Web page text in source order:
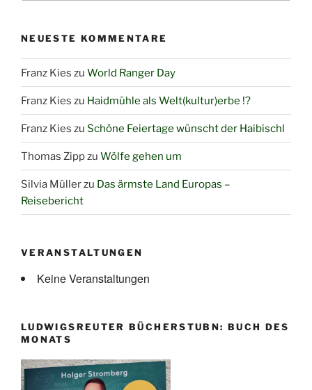
NEUESTE KOMMENTARE
Franz Kies zu World Ranger Day
Franz Kies zu Haidmühle als Welt(kultur)erbe !?
Franz Kies zu Schöne Feiertage wünscht der Haibischl
Thomas Zippzu Wölfe gehen um
Silvia Müllerzu Das ärmste Land Europas –
Reisebericht
VERANSTALTUNGEN
Keine Veranstaltungen
LUDWIGSREUTER BÜCHERSTUBN: BUCH DES
MONATS